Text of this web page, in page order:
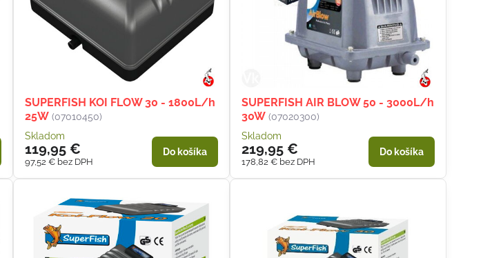
SUPERFISH KOI FLOW 30 - 1800L/h
25W (07010450)
Skladom
119,95 €
97,52 € bez DPH
Do košíka
SUPERFISH AIR BLOW 50 - 3000L/h
30W (07020300)
Skladom
219,95 €
178,82 € bez DPH
Do košíka